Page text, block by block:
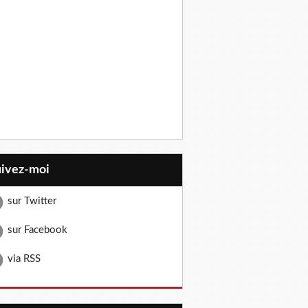
moi
sur Twitter
sur Facebook
via RSS